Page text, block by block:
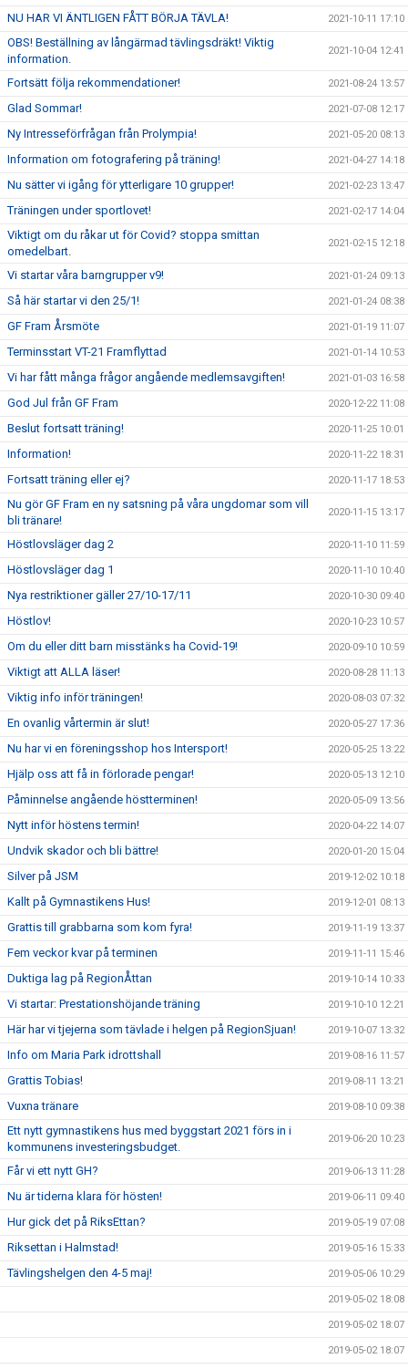
NU HAR VI ÄNTLIGEN FÅTT BÖRJA TÄVLA! 2021-10-11 17:10
OBS! Beställning av långärmad tävlingsdräkt! Viktig
information.
2021-10-04 12:41
Fortsätt följa rekommendationer! 2021-08-24 13:57
Glad Sommar! 2021-07-08 12:17
Ny Intresseförfrågan från Prolympia! 2021-05-20 08:13
Information om fotografering på träning! 2021-04-27 14:18
Nu sätter vi igång för ytterligare 10 grupper! 2021-02-23 13:47
Träningen under sportlovet! 2021-02-17 14:04
Viktigt om du råkar ut för Covid? stoppa smittan
omedelbart.
2021-02-15 12:18
Vi startar våra barngrupper v9! 2021-01-24 09:13
Så här startar vi den 25/1! 2021-01-24 08:38
GF Fram Årsmöte 2021-01-19 11:07
Terminsstart VT-21 Framflyttad 2021-01-14 10:53
Vi har fått många frågor angående medlemsavgiften! 2021-01-03 16:58
God Jul från GF Fram 2020-12-22 11:08
Beslut fortsatt träning! 2020-11-25 10:01
Information! 2020-11-22 18:31
Fortsatt träning eller ej? 2020-11-17 18:53
Nu gör GF Fram en ny satsning på våra ungdomar som vill
bli tränare!
2020-11-15 13:17
Höstlovsläger dag 2 2020-11-10 11:59
Höstlovsläger dag 1 2020-11-10 10:40
Nya restriktioner gäller 27/10-17/11 2020-10-30 09:40
Höstlov! 2020-10-23 10:57
Om du eller ditt barn misstänks ha Covid-19! 2020-09-10 10:59
Viktigt att ALLA läser! 2020-08-28 11:13
Viktig info inför träningen! 2020-08-03 07:32
En ovanlig vårtermin är slut! 2020-05-27 17:36
Nu har vi en föreningsshop hos Intersport! 2020-05-25 13:22
Hjälp oss att få in förlorade pengar! 2020-05-13 12:10
Påminnelse angående höstterminen! 2020-05-09 13:56
Nytt inför höstens termin! 2020-04-22 14:07
Undvik skador och bli bättre! 2020-01-20 15:04
Silver på JSM 2019-12-02 10:18
Kallt på Gymnastikens Hus! 2019-12-01 08:13
Grattis till grabbarna som kom fyra! 2019-11-19 13:37
Fem veckor kvar på terminen 2019-11-11 15:46
Duktiga lag på RegionÅttan 2019-10-14 10:33
Vi startar: Prestationshöjande träning 2019-10-10 12:21
Här har vi tjejerna som tävlade i helgen på RegionSjuan! 2019-10-07 13:32
Info om Maria Park idrottshall 2019-08-16 11:57
Grattis Tobias! 2019-08-11 13:21
Vuxna tränare 2019-08-10 09:38
Ett nytt gymnastikens hus med byggstart 2021 förs in i
kommunens investeringsbudget.
2019-06-20 10:23
Får vi ett nytt GH? 2019-06-13 11:28
Nu är tiderna klara för hösten! 2019-06-11 09:40
Hur gick det på RiksEttan? 2019-05-19 07:08
Riksettan i Halmstad! 2019-05-16 15:33
Tävlingshelgen den 4-5 maj! 2019-05-06 10:29
2019-05-02 18:08
2019-05-02 18:07
2019-05-02 18:07